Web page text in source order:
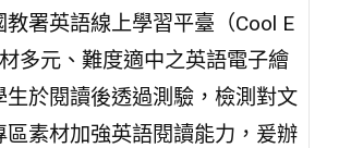
署英語線上學習平臺（Cool E
多元、難度適中之英語電子繪
於閱讀後透過測驗，檢測對文
素材加強英語閱讀能力，爰辦